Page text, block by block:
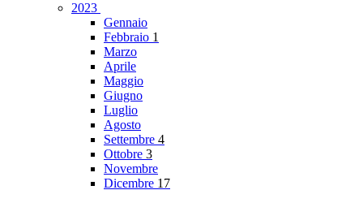
2023
Gennaio
Febbraio 1
Marzo
Aprile
Maggio
Giugno
Luglio
Agosto
Settembre 4
Ottobre 3
Novembre
Dicembre 17